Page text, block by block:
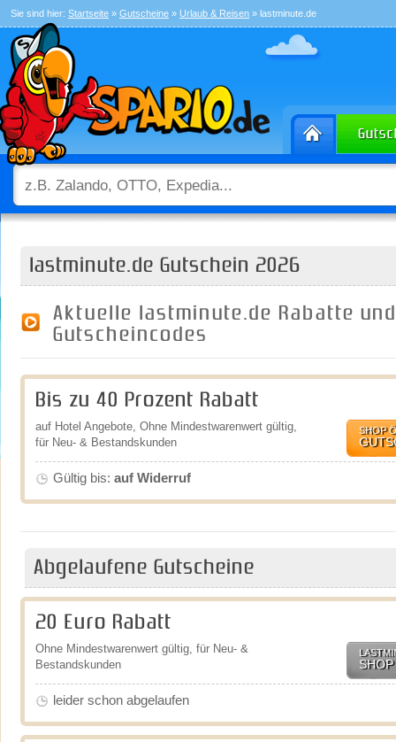
Sie sind hier: Startseite » Gutscheine » Urlaub & Reisen » lastminute.de
lastminute.de Gutschein 2026
Aktuelle lastminute.de Rabatte und
Gutscheincodes
Bis zu 40 Prozent Rabatt
auf Hotel Angebote, Ohne Mindestwarenwert gültig,
für Neu- & Bestandskunden
SHOP
Gültig bis: auf Widerruf
Abgelaufene Gutscheine
20 Euro Rabatt
Ohne Mindestwarenwert gültig, für Neu- &
Bestandskunden
leider schon abgelaufen